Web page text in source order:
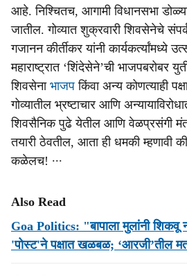
आहे. निश्चितच, आगामी विधानसभा
जातील. गोव्यात शुक्रवारी शिवसेनेचे
गजानन कीर्तीकर यांनी कार्यकर्त्यांमध्ये
महाराष्ट्रात ‘शिंदेसेने’ची भाजपबरोबर
शिवसेनाभाजप किंवा अन्य कोणत्याही
गोव्यातील भ्रष्टाचार आणि
शिवसैनिक पुढे येतील आणि वेळप्रसंगी
तयारी ठेवतील, आता ही धमकी म्‍हणावी
कळेलच! ∙∙∙
Also Read
Goa Politics: "बापाला मुलांनी शिकवू
'पोस्ट'ने पक्षात खळबळ; ‘आरजी’तील